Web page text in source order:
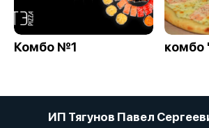
Комбо №1 комбо
ИП Тягунов Павел